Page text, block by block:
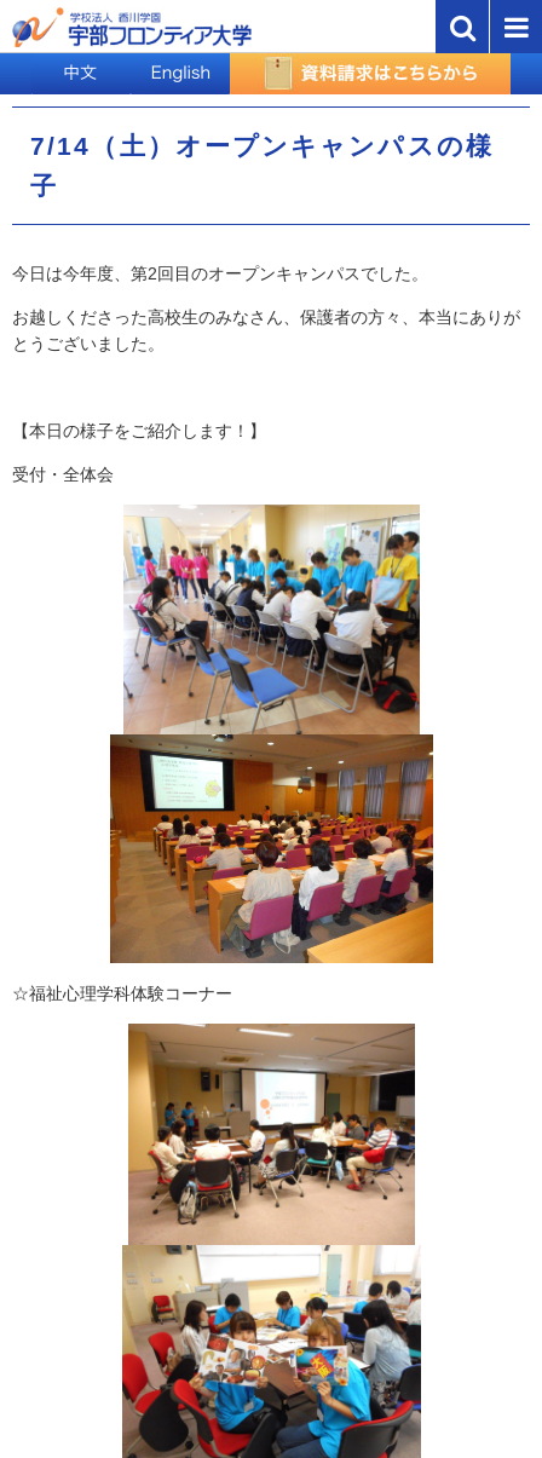
7/14（土）オープンキャンパスの様
子
今日は今年度、第2回目のオープンキャンパスでした。
お越しくださった高校生のみなさん、保護者の方々、本当にありが
とうございました。
【本日の様子をご紹介します！】
受付・全体会
☆福祉心理学科体験コーナー